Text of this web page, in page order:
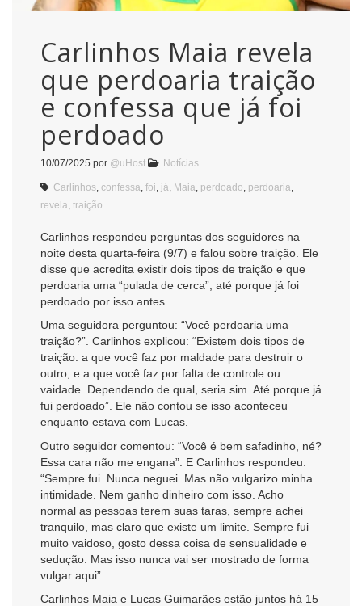
Carlinhos Maia revela
que perdoaria traição
e confessa que já foi
perdoado
10/07/2025 por @uHost Notícias
Carlinhos confessa foi já Maia perdoado perdoaria
revela traição
Carlinhos respondeu perguntas dos seguidores na
noite desta quarta-feira (9/7) e falou sobre traição. Ele
disse que acredita existir dois tipos de traição e que
perdoaria uma “pulada de cerca”, até porque já foi
perdoado por isso antes.
Uma seguidora perguntou: “Você perdoaria uma
traição?”. Carlinhos explicou: “Existem dois tipos de
traição: a que você faz por maldade para destruir o
outro, e a que você faz por falta de controle ou
vaidade. Dependendo de qual, seria sim. Até porque já
fui perdoado”. Ele não contou se isso aconteceu
enquanto estava com Lucas.
Outro seguidor comentou: “Você é bem safadinho, né?
Essa cara não me engana”. E Carlinhos respondeu:
“Sempre fui. Nunca neguei. Mas não vulgarizo minha
intimidade. Nem ganho dinheiro com isso. Acho
normal as pessoas terem suas taras, sempre achei
tranquilo, mas claro que existe um limite. Sempre fui
muito vaidoso, gosto dessa coisa de sensualidade e
sedução. Mas isso nunca vai ser mostrado de forma
vulgar aqui”.
Carlinhos Maia e Lucas Guimarães estão juntos há 15